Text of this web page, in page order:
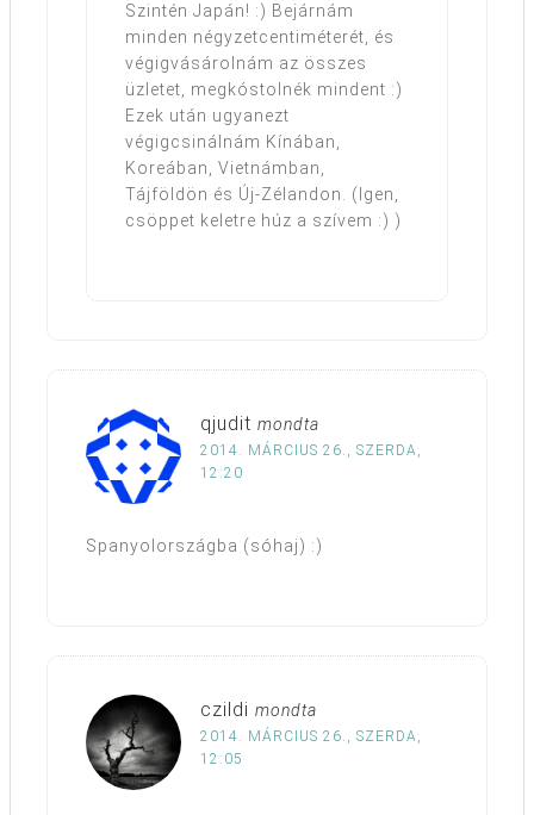
Szintén Japán! :) Bejárnám
minden négyzetcentiméterét, és
végigvásárolnám az összes
üzletet, megkóstolnék mindent :)
Ezek után ugyanezt
végigcsinálnám Kínában,
Koreában, Vietnámban,
Tájföldön és Új-Zélandon. (Igen,
csöppet keletre húz a szívem :) )
qjudit mondta
2014. MÁRCIUS 26., SZERDA,
12:20
Spanyolországba (sóhaj) :)
czildi mondta
2014. MÁRCIUS 26., SZERDA,
12:05